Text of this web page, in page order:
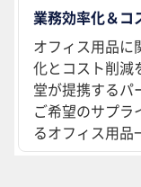
業務効率化＆
オフィス用品に
化とコスト削減
堂が提携するパ
ご希望のサプラ
るオフィス用品